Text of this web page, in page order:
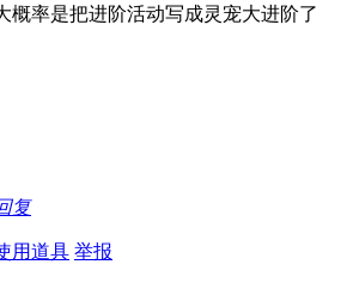
概率是把进阶活动写成灵宠大进阶了
复
用道具 举报